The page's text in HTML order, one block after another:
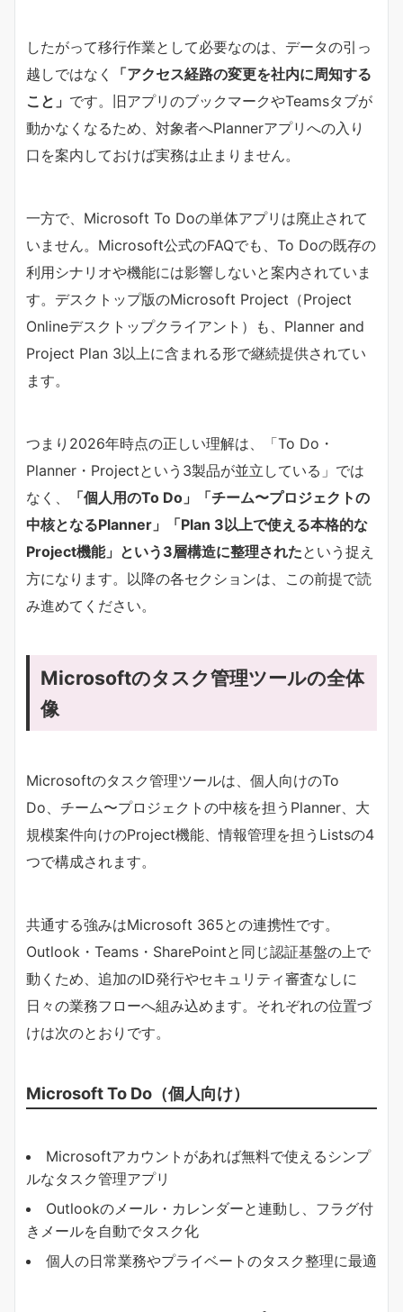
したがって移行作業として必要なのは、データの引っ
越しではなく​
​「アクセス経路の変更を社内に周知する
こと」​ ​です。旧アプリのブックマークやTeamsタブが
動かなくなるため、対象者へPlannerアプリへの入り
口を案内しておけば実務は止まりません。
一方で、Microsoft To Doの単体アプリは廃止されて
いません。Microsoft公式のFAQでも、To Doの既存の
利用シナリオや機能には影響しないと案内されていま
す。デスクトップ版のMicrosoft Project（Project
Onlineデスクトップクライアント）も、Planner and
Project Plan 3以上に含まれる形で継続提供されてい
ます。
つまり2026年時点の正しい理解は、「To Do・
Planner・Projectという3製品が並立している」では
なく、​
​「個人用のTo Do」「チーム〜プロジェクトの
中核となるPlanner」「Plan 3以上で使える本格的な
Project機能」という3層構造に整理された​​という捉え
方になります。以降の各セクションは、この前提で読
み進めてください。
Microsoftのタスク管理ツールの全体
像
Microsoftのタスク管理ツールは、個人向けのTo
Do、チーム〜プロジェクトの中核を担うPlanner、大
規模案件向けのProject機能、情報管理を担うListsの4
つで構成されます。
共通する強みはMicrosoft 365との連携性です。
Outlook・Teams・SharePointと同じ認証基盤の上で
動くため、追加のID発行やセキュリティ審査なしに
日々の業務フローへ組み込めます。それぞれの位置づ
けは次のとおりです。
Microsoft To Do（個人向け）
Microsoftアカウントがあれば無料で使えるシンプ
ルなタスク管理アプリ
Outlookのメール・カレンダーと連動し、フラグ付
きメールを自動でタスク化
個人の日常業務やプライベートのタスク整理に最適